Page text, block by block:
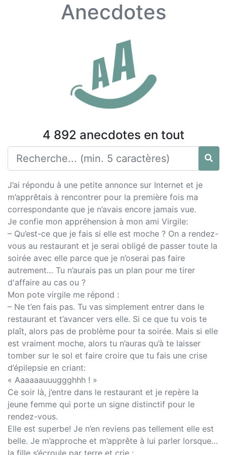
Anecdotes
4 892 anecdotes en tout
J’ai répondu à une petite annonce sur Internet et je
m’apprêtais à rencontrer pour la première fois ma
correspondante que je n’avais encore jamais vue.
Je confie mon appréhension à mon ami Virgile:
– Qu’est-ce que je fais si elle est moche ? On a rendez-
vous au restaurant et je serai obligé de passer toute la
soirée avec elle parce que je n’oserai pas faire
autrement… Tu n’aurais pas un plan pour me tirer
d'affaire au cas ou ?
Mon pote virgile me répond :
– Ne t’en fais pas. Tu vas simplement entrer dans le
restaurant et t’avancer vers elle. Si ce que tu vois te
plaît, alors pas de problème pour ta soirée. Mais si elle
est vraiment moche, alors tu n’auras qu’à te laisser
tomber sur le sol et faire croire que tu fais une crise
d’épilepsie en criant:
« Aaaaaauuuggghhh ! »
Ce soir là, j’entre dans le restaurant et je repère la
jeune femme qui porte un signe distinctif pour le
rendez-vous.
Elle est superbe! Je n’en reviens pas tellement elle est
belle. Je m’approche et m’apprête à lui parler lorsque…
la fille s’écroule par terre et crie :